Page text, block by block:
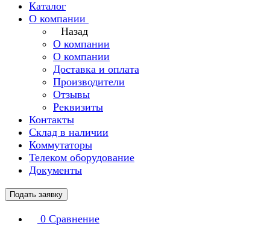
Каталог
О компании
Назад
О компании
О компании
Доставка и оплата
Производители
Отзывы
Реквизиты
Контакты
Склад в наличии
Коммутаторы
Телеком оборудование
Документы
Подать заявку
0 Сравнение